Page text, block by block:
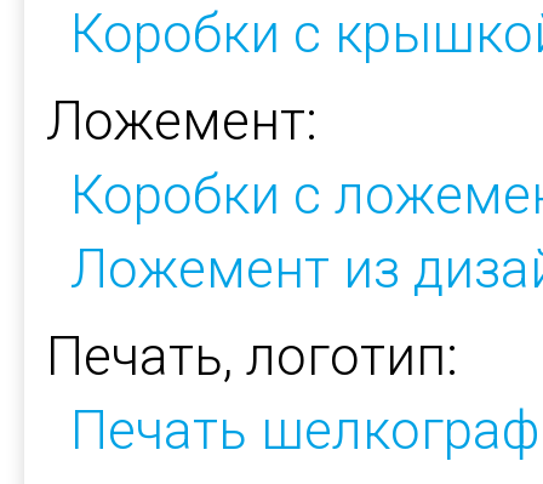
Коробки с
Ложемент:
Коробки с
Ложемент из
Печать, логотип:
Печать